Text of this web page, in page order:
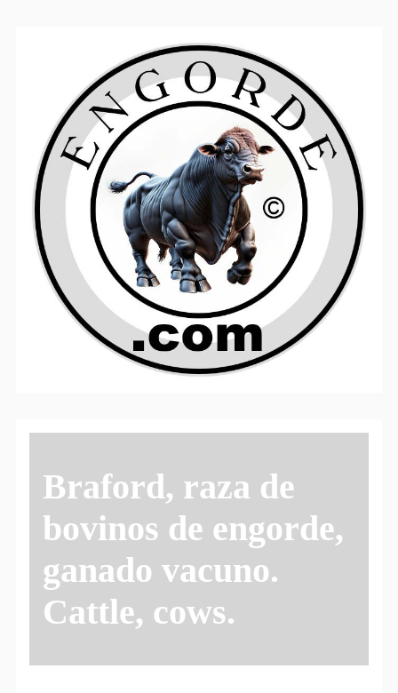
Braford, raza de
bovinos de engorde,
ganado vacuno.
Cattle, cows.